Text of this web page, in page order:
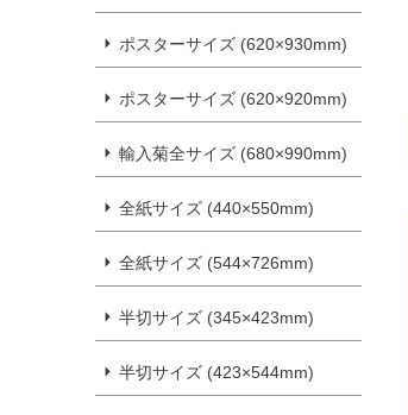
ポスターサイズ (620×930mm)
ポスターサイズ (620×920mm)
輸入菊全サイズ (680×990mm)
全紙サイズ (440×550mm)
全紙サイズ (544×726mm)
半切サイズ (345×423mm)
半切サイズ (423×544mm)